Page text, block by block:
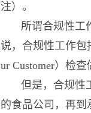
注）。
所谓合规性工
说，合规性工作包
ur Customer）检
但是，合规性
的食品公司，再